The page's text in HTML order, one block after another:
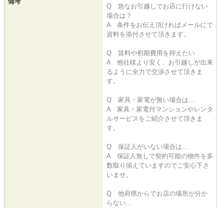
Q 急なお引越しでお店に行けない
場合は？
A 条件をお伝え頂ければメールにて
資料を添付させて頂きます。
Q 賃料や初期費用を抑えたい
A 他社様より安く、お引越しが出来
るように全力で交渉させて頂きま
す。
Q 家具・家電が無い場合は…
A 家具・家電付マンションやレンタ
ルサービスをご紹介させて頂きま
す。
Q 保証人がいない場合は…
A 保証人無しで契約可能の物件を多
数取り揃えていますのでご安心下さ
いませ。
Q 他府県からでお店の場所が分か
らない…